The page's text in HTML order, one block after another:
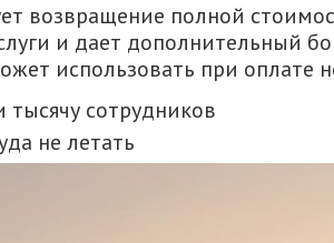
возвращение полной
и дает дополнительный
использовать при оплате
тысячу сотрудников
не летать